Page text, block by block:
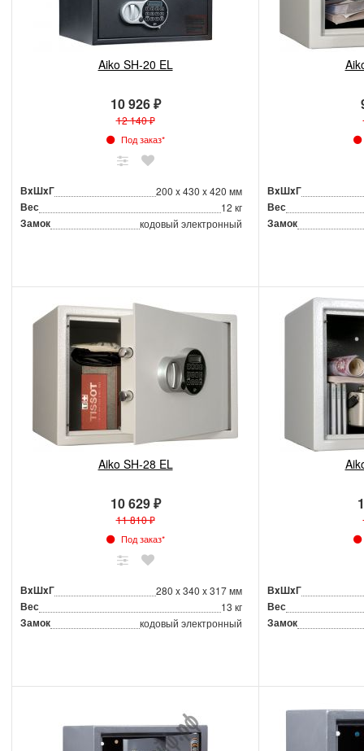
Aiko SH-20 EL
10 926 ₽
12 140 ₽
Под заказ*
ВxШxГ 200 x 430 x 420 мм
Вес 12 кг
Замок кодовый электронный
ВxШxГ
Вес
Замок
Aiko SH-28 EL
10 629 ₽
11 810 ₽
Под заказ*
ВxШxГ 280 x 340 x 317 мм
Вес 13 кг
Замок кодовый электронный
ВxШxГ
Вес
Замок